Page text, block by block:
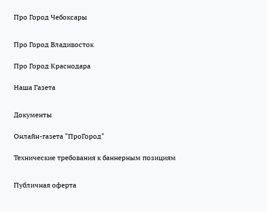
Про Город Чебоксары
Про Город Владивосток
Про Город Краснодара
Наша Газета
Документы
Онлайн-газета "ПроГород"
Технические требования к баннерным позициям
Публичная оферта